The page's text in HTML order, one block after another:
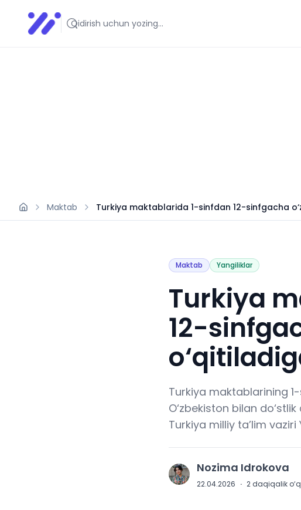
Infoedu
Ta&#039;lim xabarlari va yangiliklari
Maktab Turkiya maktablarida 1-sinfdan 12-sinfgacha
Maktab Yangiliklar
Turkiya
12-
Turkiya maktablarining
O‘zbekiston bilan
Turkiya milliy ta’lim vaziri
N Nozima Idrokova
22.04.2026 · 2 daqiqalik